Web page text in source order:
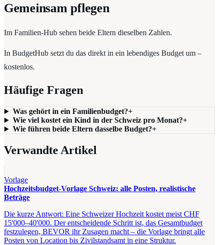
Gemeinsam pflegen
Im Familien-Hub sehen beide Eltern dieselben Zahlen.
In BudgetHub setzt du das direkt in ein lebendiges Budget um –
kostenlos.
Häufige Fragen
Was gehört in ein Familienbudget?+
Wie viel kostet ein Kind in der Schweiz pro Monat?+
Wie führen beide Eltern dasselbe Budget?+
Verwandte Artikel
Vorlage
Hochzeitsbudget-Vorlage Schweiz: alle Posten, realistische
Beträge
Die kurze Antwort: Eine Schweizer Hochzeit kostet meist CHF
15'000–40'000. Der entscheidende Schritt ist, das Gesamtbudget
festzulegen, BEVOR ihr Zusagen macht – die Vorlage bringt alle
Posten von Location bis Zivilstandsamt in eine Struktur.